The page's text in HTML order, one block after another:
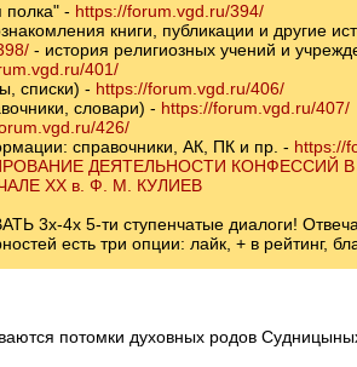
полка" - https://forum.vgd.ru/394/
книги, публикации и другие
- история религиозных учений и
401/
списки) - https://forum.vgd.ru/406/
словари) - https://forum.vgd.ru/407/
426/
справочники, АК, ПК и пр. - https://
ДЕЯТЕЛЬНОСТИ КОНФЕССИЙ
ХХ в. Ф. М. КУЛИЕВ
3х-4х 5-ти ступенчатые диалоги!
есть три опции: лайк, + в рейтинг,
потомки духовных родов